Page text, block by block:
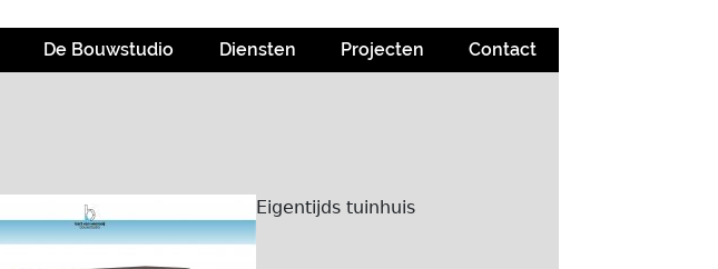
De Bouwstudio Diensten Projecten Contact
Eigentijds tuinhuis